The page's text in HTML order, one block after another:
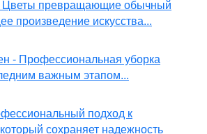
Цветы превращающие обычный
произведение искусства...
- Профессиональная уборка
важным этапом...
подход к
сохраняет надежность